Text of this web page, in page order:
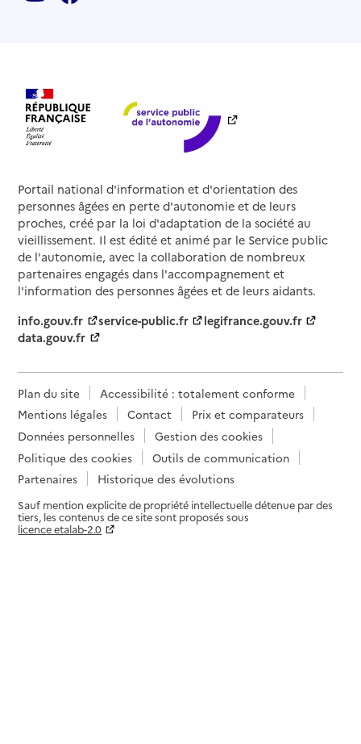
Portail national d'information et d'orientation des
personnes âgées en perte d'autonomie et de leurs
proches, créé par la loi d'adaptation de la société au
vieillissement. Il est édité et animé par le Service public
de l'autonomie, avec la collaboration de nombreux
partenaires engagés dans l'accompagnement et
l'information des personnes âgées et de leurs aidants.
info.gouv.fr
service-public.fr
legifrance.gouv.fr
data.gouv.fr
Plan du site
Accessibilité : totalement conforme
Mentions légales
Contact
Prix et comparateurs
Données personnelles
Gestion des cookies
Politique des cookies
Outils de communication
Partenaires
Historique des évolutions
Sauf mention explicite de propriété intellectuelle détenue par des
tiers, les contenus de ce site sont proposés sous
licence etalab-2.0